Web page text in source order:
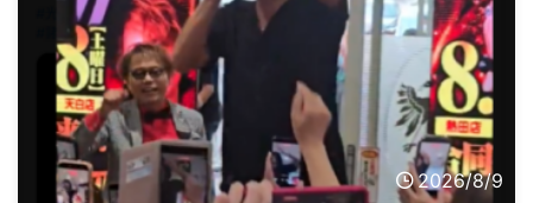
2026/8/9